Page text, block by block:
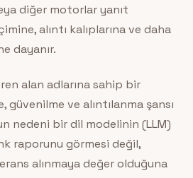
diğer motorlar yanıt
alıntı kalıplarına ve daha
dayanır.
alan adlarına sahip bir
güvenilme ve alıntılanma şansı
nedeni bir dil modelinin (LLM)
raporunu görmesi değil,
alınmaya değer olduğuna